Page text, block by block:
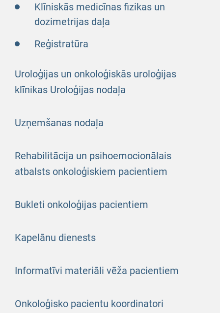
Klīniskās medicīnas fizikas un
dozimetrijas daļa
Reģistratūra
Uroloģijas un onkoloģiskās uroloģijas
klīnikas Uroloģijas nodaļa
Uzņemšanas nodaļa
Rehabilitācija un psihoemocionālais
atbalsts onkoloģiskiem pacientiem
Bukleti onkoloģijas pacientiem
Kapelānu dienests
Informatīvi materiāli vēža pacientiem
Onkoloģisko pacientu koordinatori